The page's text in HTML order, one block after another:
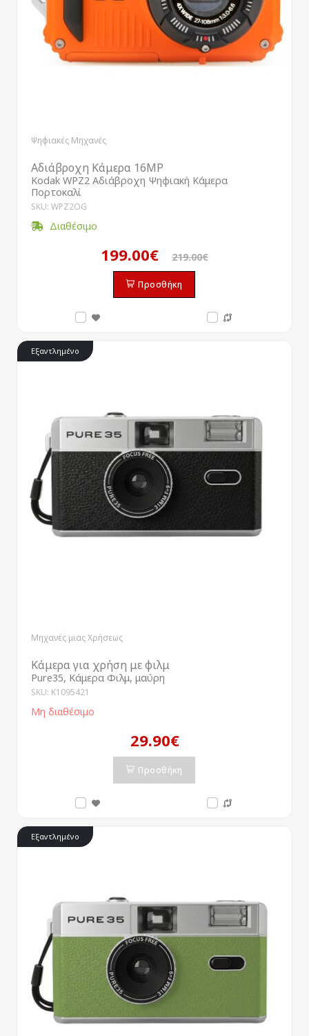
Ψηφιακές Μηχανές
Αδιάβροχη Κάμερα 16MP
Kodak WPZ2 Αδιάβροχη Ψηφιακή Κάμερα
Πορτοκαλί
SKU: WPZ2OG
Διαθέσιμο
199.00€ 219.00€
Προσθήκη
Εξαντλημένο
Μηχανές μιας Χρήσεως
Κάμερα για χρήση με φιλμ
Pure35, Κάμερα Φιλμ, μαύρη
SKU: K1095421
Μη διαθέσιμο
29.90€
Προσθήκη
Εξαντλημένο